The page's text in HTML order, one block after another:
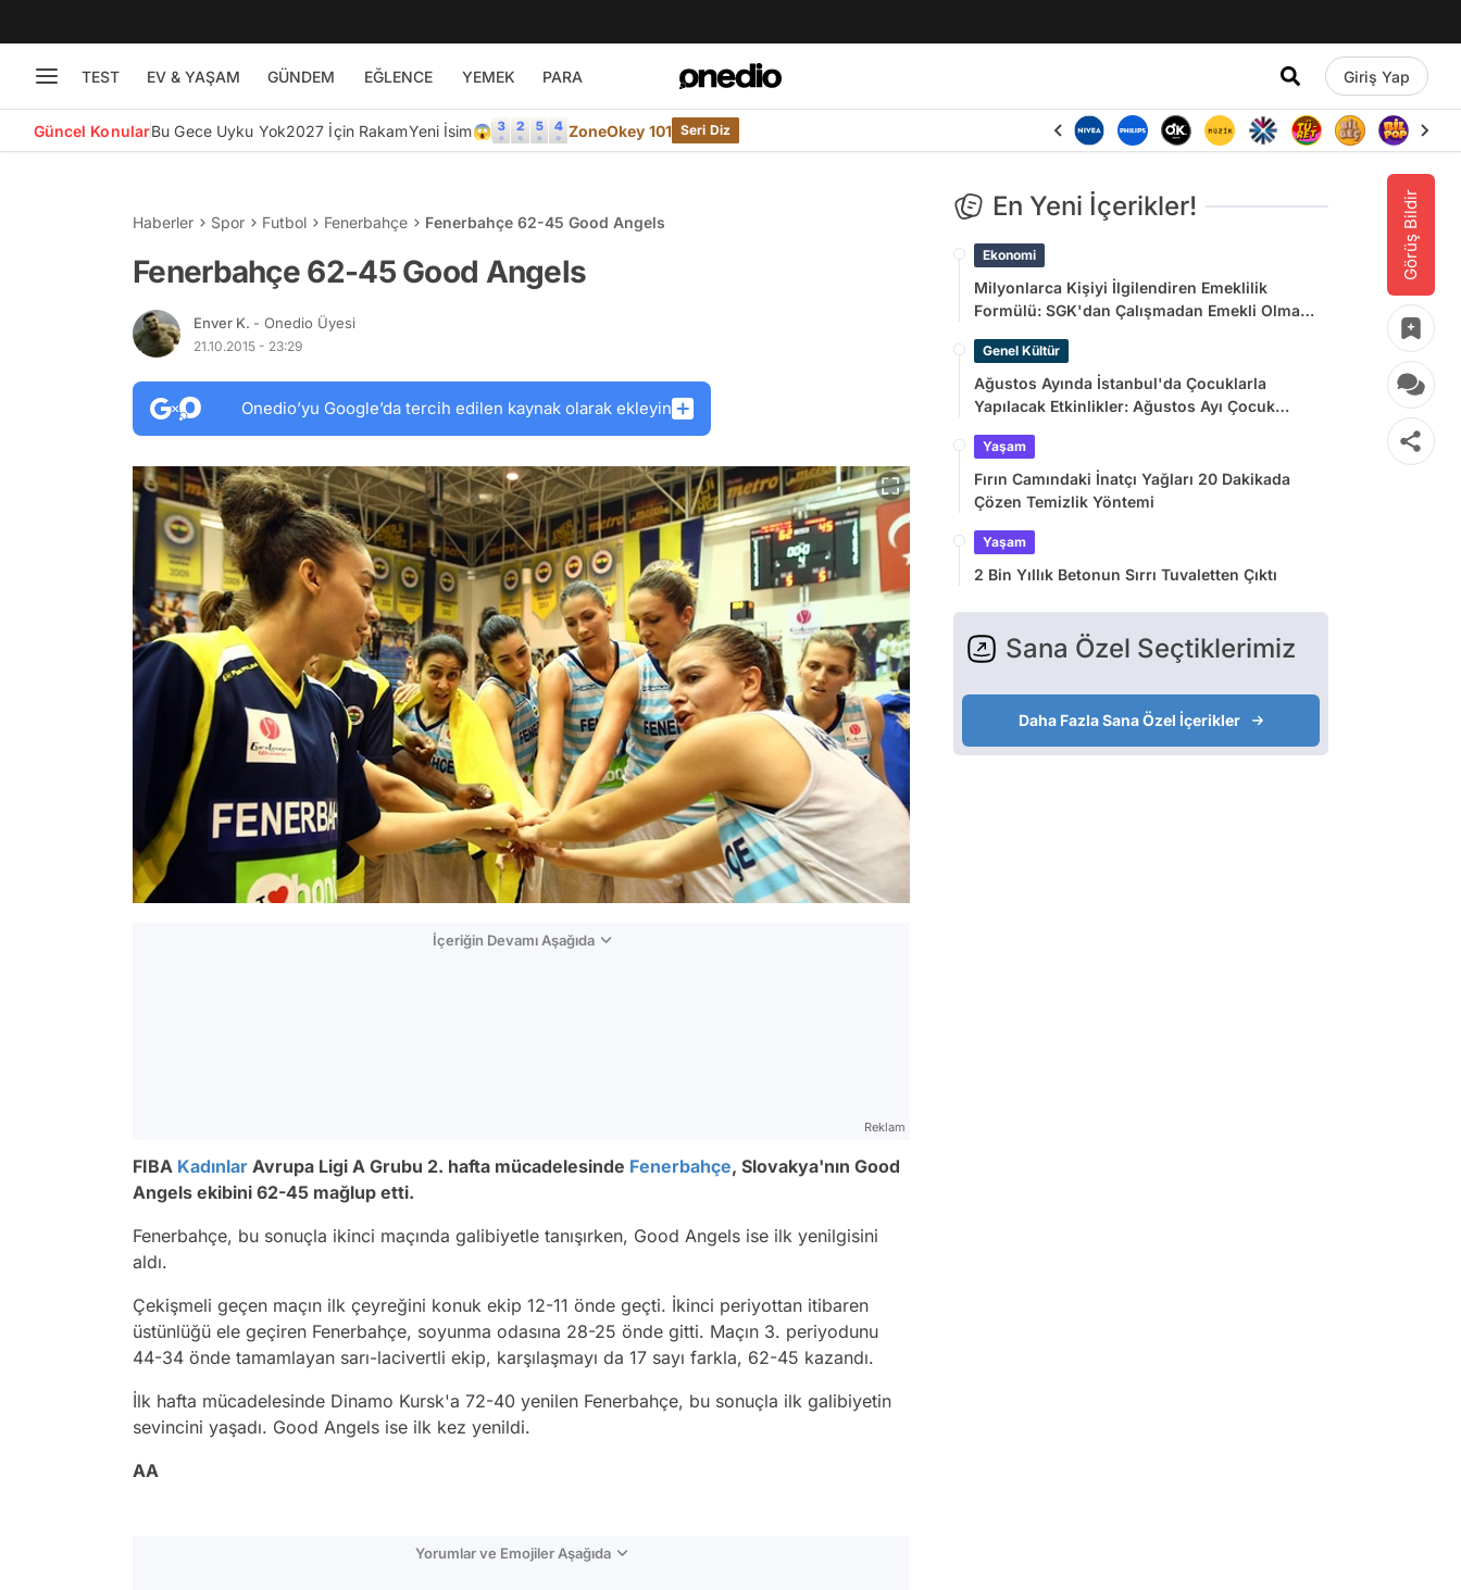
TEST EV & YAŞAM GÜNDEM EĞLENCE YEMEK PARA Giriş Yap
Güncel KonularBu Gece Uyku Yok2027 İçin RakamYeni İsim😱 ZoneOkey 101 Seri Diz
Görüş Bildir
Haberler Spor Futbol Fenerbahçe Fenerbahçe 62-45 Good Angels
Fenerbahçe 62-45 Good Angels
Enver K. - Onedio Üyesi
21.10.2015 - 23:29
Onedio’yu Google’da tercih edilen kaynak olarak ekleyin
İçeriğin Devamı Aşağıda
Reklam
FIBA Kadınlar Avrupa Ligi A Grubu 2. hafta mücadelesinde Fenerbahçe, Slovakya'nın Good
Angels ekibini 62-45 mağlup etti.
Fenerbahçe, bu sonuçla ikinci maçında galibiyetle tanışırken, Good Angels ise ilk yenilgisini
aldı.
Çekişmeli geçen maçın ilk çeyreğini konuk ekip 12-11 önde geçti. İkinci periyottan itibaren
üstünlüğü ele geçiren Fenerbahçe, soyunma odasına 28-25 önde gitti. Maçın 3. periyodunu
44-34 önde tamamlayan sarı-lacivertli ekip, karşılaşmayı da 17 sayı farkla, 62-45 kazandı.
İlk hafta mücadelesinde Dinamo Kursk'a 72-40 yenilen Fenerbahçe, bu sonuçla ilk galibiyetin
sevincini yaşadı. Good Angels ise ilk kez yenildi.
AA
Yorumlar ve Emojiler Aşağıda
En Yeni İçerikler!
Ekonomi
Milyonlarca Kişiyi İlgilendiren Emeklilik
Formülü: SGK'dan Çalışmadan Emekli Olma
Genel Kültür
Ağustos Ayında İstanbul'da Çocuklarla
Yapılacak Etkinlikler: Ağustos Ayı Çocuk
Yaşam
Fırın Camındaki İnatçı Yağları 20 Dakikada
Çözen Temizlik Yöntemi
Yaşam
2 Bin Yıllık Betonun Sırrı Tuvaletten Çıktı
Sana Özel Seçtiklerimiz
Daha Fazla Sana Özel İçerikler